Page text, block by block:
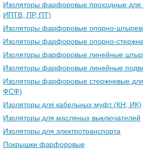
Изоляторы фарфоровые проходные
ИПТВ, ПР, ПТ)
Изоляторы фарфоровые опорно-
Изоляторы фарфоровые опорно-
Изоляторы фарфоровые линейные
Изоляторы фарфоровые линейные
Изоляторы фарфоровые стержневые
ФСФ)
Изоляторы для кабельных муфт (КН, ИК)
Изоляторы для масляных выключателей
Изоляторы для электротранспорта
Покрышки фарфоровые